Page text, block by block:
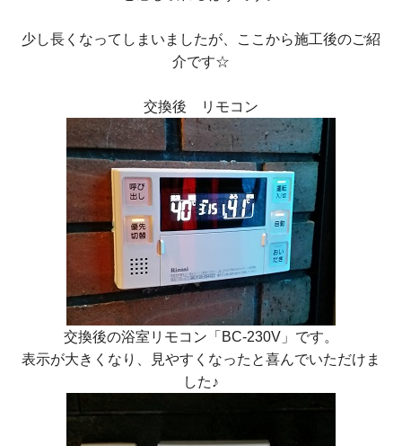
少し長くなってしまいましたが、ここから施工後のご紹
介です☆
交換後 リモコン
交換後の浴室リモコン「BC-230V」です。
表示が大きくなり、見やすくなったと喜んでいただけま
した♪